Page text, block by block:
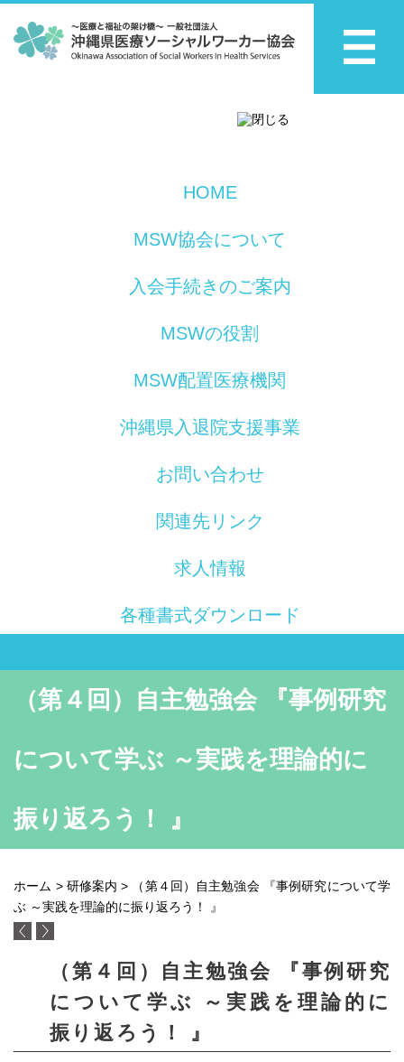
HOME
MSW協会について
入会手続きのご案内
MSWの役割
MSW配置医療機関
沖縄県入退院支援事業
お問い合わせ
関連先リンク
求人情報
各種書式ダウンロード
（第４回）自主勉強会 『事例研究
について学ぶ ～実践を理論的に
振り返ろう！ 』
ホーム > 研修案内 > （第４回）自主勉強会 『事例研究について学
ぶ ～実践を理論的に振り返ろう！ 』
（第４回）自主勉強会 『事例研究
について学ぶ ～実践を理論的に
振り返ろう！ 』